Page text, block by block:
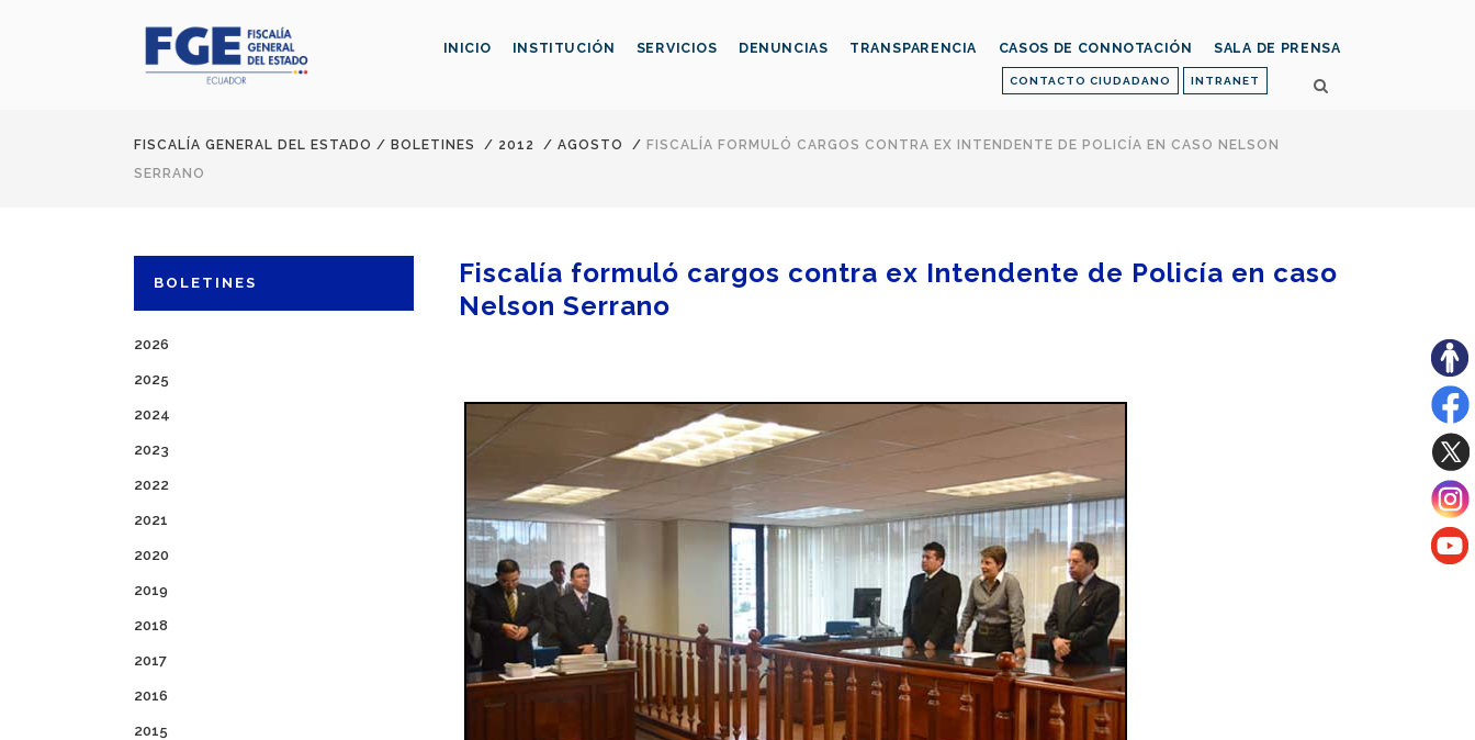
CONTACTO CIUDADANO INTRANET
INICIO INSTITUCIÓN SERVICIOS DENUNCIAS TRANSPARENCIA CASOS DE CONNOTACIÓN SALA DE PRENSA
FISCALÍA GENERAL DEL ESTADO / BOLETINES / 2012 / AGOSTO / FISCALÍA FORMULÓ CARGOS CONTRA EX INTENDENTE DE POLICÍA EN CASO NELSON
SERRANO
BOLETINES
2026
2025
2024
2023
2022
2021
2020
2019
2018
2017
2016
2015
Fiscalía formuló cargos contra ex Intendente de Policía en caso
Nelson Serrano